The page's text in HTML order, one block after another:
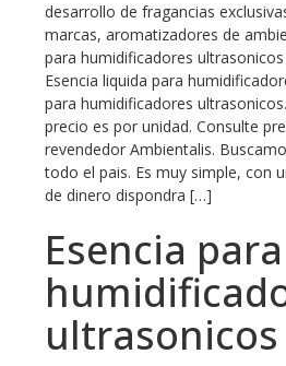
desarrollo de fragancias
marcas, aromatizadores de
para humidificadores
Esencia liquida para
para humidificadores
precio es por unidad. Consulte
revendedor Ambientalis.
todo el pais. Es muy simple, con
de dinero dispondra […]
Esencia para